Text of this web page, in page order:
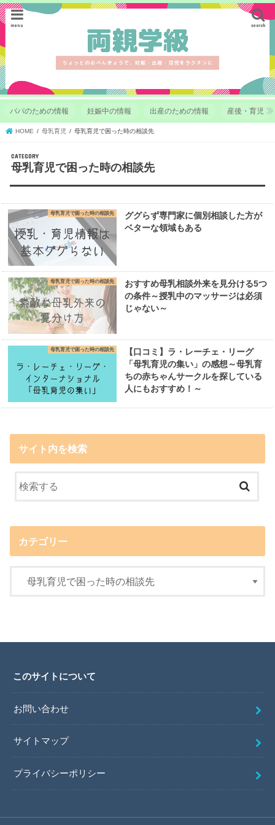
search
menu
パパのための情報 妊娠中の情報 出産のための情報 産後・育児
HOME 母乳育児 母乳育児で困った時の相談先
CATEGORY
母乳育児で困った時の相談先
母乳育児で困った時の相談先
ググらず専門家に個別相談した方が
ベターな領域もある
母乳育児で困った時の相談先
おすすめ母乳相談外来を見分ける5つ
の条件～授乳中のマッサージは必須
じゃない～
母乳育児で困った時の相談先
【口コミ】ラ・レーチェ・リーグ
「母乳育児の集い」の感想～母乳育
ちの赤ちゃんサークルを探している
人にもおすすめ！～
サイト内を検索
カテゴリー
このサイトについて
お問い合わせ
サイトマップ
プライバシーポリシー